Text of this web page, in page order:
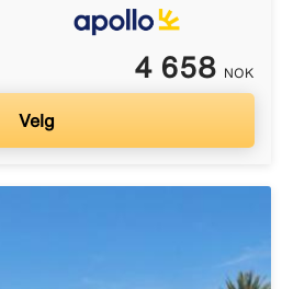
4 658 NOK
Velg